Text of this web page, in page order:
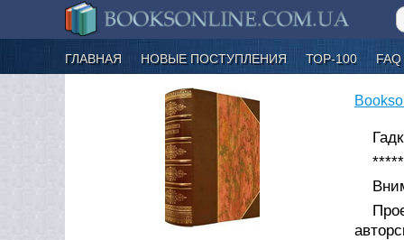
ГЛАВНАЯ НОВЫЕ ПОСТУПЛЕНИЯ ТОР-100 FAQ